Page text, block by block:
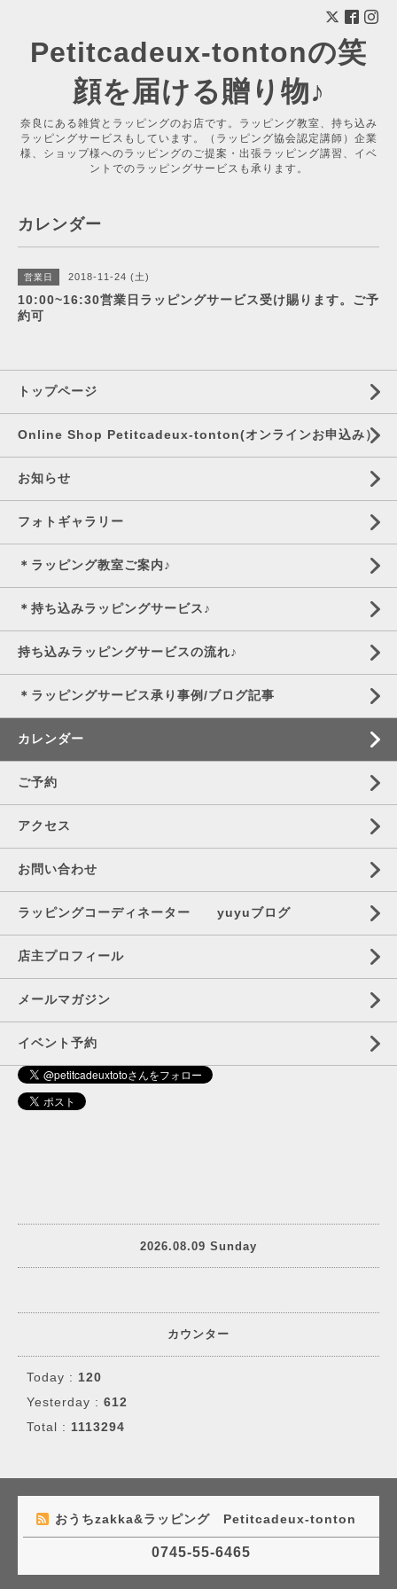
Petitcadeux-tontonの笑
顔を届ける贈り物♪
奈良にある雑貨とラッピングのお店です。ラッピング教室、持ち込み
ラッピングサービスもしています。（ラッピング協会認定講師）企業
様、ショップ様へのラッピングのご提案・出張ラッピング講習、イベ
ントでのラッピングサービスも承ります。
カレンダー
営業日 2018-11-24 (土)
10:00~16:30営業日ラッピングサービス受け賜ります。ご予
約可
トップページ
Online Shop Petitcadeux-tonton(オンラインお申込み）
お知らせ
フォトギャラリー
＊ラッピング教室ご案内♪
＊持ち込みラッピングサービス♪
持ち込みラッピングサービスの流れ♪
＊ラッピングサービス承り事例/ブログ記事
カレンダー
ご予約
アクセス
お問い合わせ
ラッピングコーディネーター yuyuブログ
店主プロフィール
メールマガジン
イベント予約
2026.08.09 Sunday
カウンター
Today : 120
Yesterday : 612
Total : 1113294
おうちzakka&ラッピング Petitcadeux-tonton
0745-55-6465